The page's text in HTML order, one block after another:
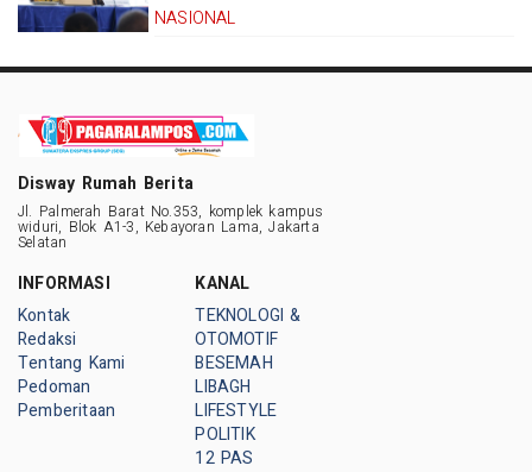
NASIONAL
Disway Rumah Berita
Jl. Palmerah Barat No.353, komplek kampus
widuri, Blok A1-3, Kebayoran Lama, Jakarta
Selatan
INFORMASI
Kontak
Redaksi
Tentang Kami
Pedoman
Pemberitaan
KANAL
TEKNOLOGI &
OTOMOTIF
BESEMAH
LIBAGH
LIFESTYLE
POLITIK
12 PAS